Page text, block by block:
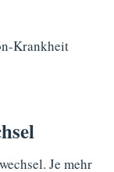
Krankheit
Je mehr